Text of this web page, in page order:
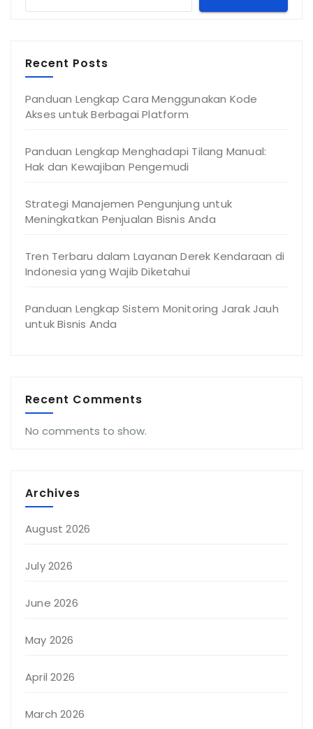
Recent Posts
Panduan Lengkap Cara Menggunakan Kode
Akses untuk Berbagai Platform
Panduan Lengkap Menghadapi Tilang Manual:
Hak dan Kewajiban Pengemudi
Strategi Manajemen Pengunjung untuk
Meningkatkan Penjualan Bisnis Anda
Tren Terbaru dalam Layanan Derek Kendaraan di
Indonesia yang Wajib Diketahui
Panduan Lengkap Sistem Monitoring Jarak Jauh
untuk Bisnis Anda
Recent Comments
No comments to show.
Archives
August 2026
July 2026
June 2026
May 2026
April 2026
March 2026